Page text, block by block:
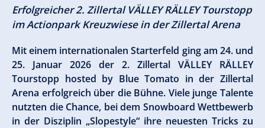
Erfolgreicher 2. Zillertal VÄLLEY RÄLLEY Tourstopp
im Actionpark Kreuzwiese in der Zillertal Arena
Mit einem internationalen Starterfeld ging am 24. und
25. Januar 2026 der 2. Zillertal VÄLLEY RÄLLEY
Tourstopp hosted by Blue Tomato in der Zillertal
Arena erfolgreich über die Bühne. Viele junge Talente
nutzten die Chance, bei dem Snowboard Wettbewerb
in der Disziplin „Slopestyle“ ihre neuesten Tricks zu